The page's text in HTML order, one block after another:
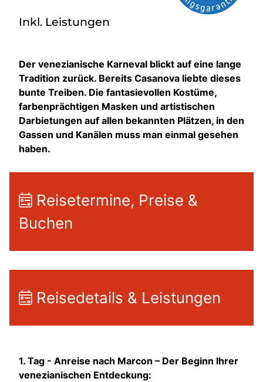
Inkl. Leistungen
Der venezianische Karneval blickt auf eine lange
Tradition zurück. Bereits Casanova liebte dieses
bunte Treiben. Die fantasievollen Kostüme,
farbenprächtigen Masken und artistischen
Darbietungen auf allen bekannten Plätzen, in den
Gassen und Kanälen muss man einmal gesehen
haben.
Reisetermine, Preise &
Buchen
Reisedetails & Leistungen
1. Tag - Anreise nach Marcon – Der Beginn Ihrer
venezianischen Entdeckung: